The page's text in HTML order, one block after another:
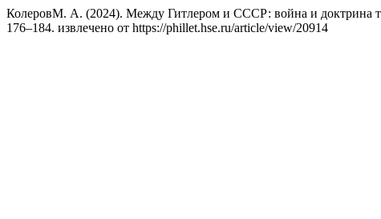
КолеровМ. А. (2024). Между Гитлером и СССР: война и доктрина
176–184. извлечено от https://phillet.hse.ru/article/view/20914